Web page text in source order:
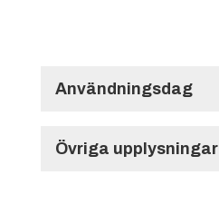
Användningsdag
Övriga upplysningar